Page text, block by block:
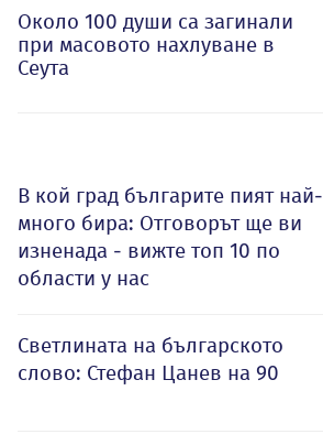
Около 100 души са загинали
при масовото нахлуване в
Сеута
В кой град българите пият най-
много бира: Отговорът ще ви
изненада - вижте топ 10 по
области у нас
Светлината на българското
слово: Стефан Цанев на 90